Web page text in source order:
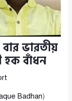
ভারতীয়
হক বাঁধন
Badhan)